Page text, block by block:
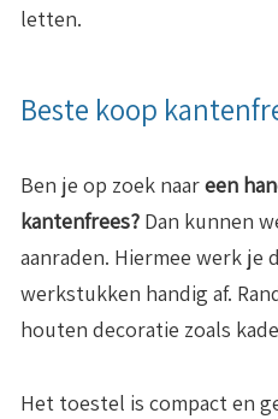
letten.
Beste koop
Ben je op zoek naareen
kantenfrees? Dan kunnen
aanraden. Hiermee werk je
werkstukken handig af.
houten decoratie zoals
Het toestel is compact en